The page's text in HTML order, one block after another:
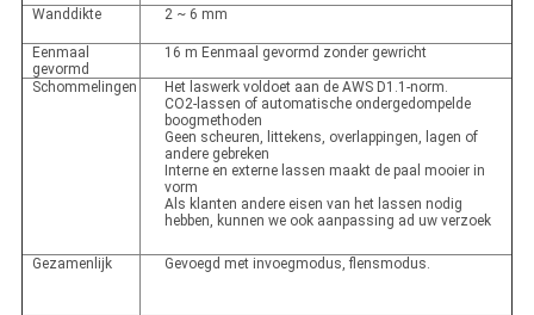
Wanddikte 2 ~ 6 mm
Eenmaal
gevormd
16 m Eenmaal gevormd zonder gewricht
Schommelingen
Het laswerk voldoet aan de AWS D1.1-norm.
CO2-lassen of automatische ondergedompelde
boogmethoden
Geen scheuren, littekens, overlappingen, lagen of
andere gebreken
Interne en externe lassen maakt de paal mooier in
vorm
Als klanten andere eisen van het lassen nodig
hebben, kunnen we ook aanpassing ad uw verzoek
Gezamenlijk Gevoegd met invoegmodus, flensmodus.